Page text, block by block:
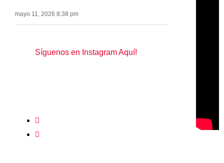
mayo 11, 2026 8:38 pm
Síguenos en Instagram Aquí!